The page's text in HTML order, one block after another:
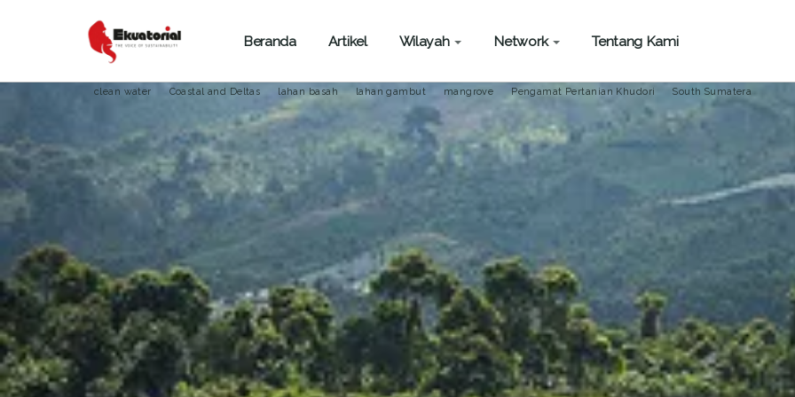
Beranda Artikel Wilayah Network Tentang Kami
PANGAN
clean water Coastal and Deltas lahan basah lahan gambut mangrove Pengamat Pertanian Khudori South Sumatera